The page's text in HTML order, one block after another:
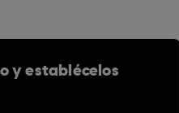
y establécelos